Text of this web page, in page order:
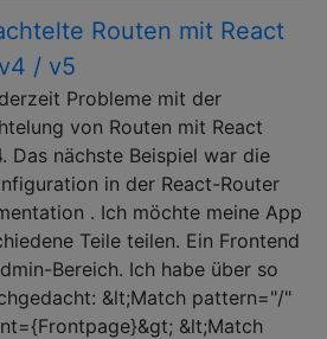
Routen mit React
/ v5
Probleme mit der
von Routen mit React
Das nächste Beispiel war die
in der React-Router
. Ich möchte meine App
Teile teilen. Ein Frontend
Bereich. Ich habe über so
&lt;Match pattern="/"
&lt;Match